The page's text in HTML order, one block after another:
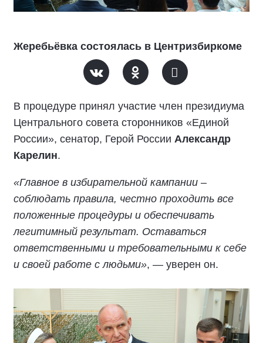
Жеребьёвка состоялась в Центризбиркоме
В процедуре принял участие член президиума
Центрального совета сторонников «Единой
России», сенатор, Герой России Александр
Карелин.
«Главное в избирательной кампании –
соблюдать правила, честно проходить все
положенные процедуры и обеспечивать
легитимный результат. Оставаться
ответственными и требовательными к себе
и своей работе с людьми», — уверен он.